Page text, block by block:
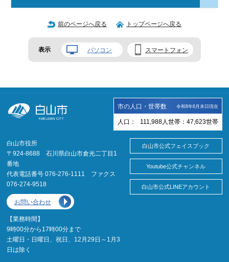
前のページへ戻る トップページへ戻る
表示 パソコン スマートフォン
市の人口・世帯数 令和8年6月末日現在
人口： 111,988 人 世帯： 47,623世帯
白山市役所
〒924-8688 石川県白山市倉光二丁目1
番地
代表電話番号 076-276-1111 ファクス
076-274-9518
お問い合わせ
【業務時間】
9時00分から17時00分まで
土曜日・日曜日、祝日、12月29日～1月3
日は除く
白山市公式フェイスブック
Youtube公式チャンネル
白山市公式LINEアカウント